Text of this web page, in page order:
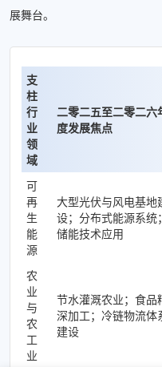
展舞台。
支
柱
行
业
领
域
二零二五至二零二六
度发展焦点
可
再
生
能
源
大型光伏与风电基地
设；分布式能源系统；
储能技术应用
农
业
与
农
工
业
节水灌溉农业；食品
深加工；冷链物流体
建设